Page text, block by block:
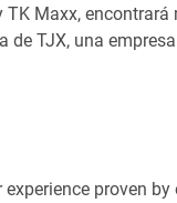
Maxx,
TJX, una
proven